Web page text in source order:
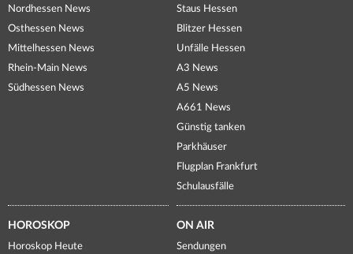
Nordhessen News
Osthessen News
Mittelhessen News
Rhein-Main News
Südhessen News
Staus Hessen
Blitzer Hessen
Unfälle Hessen
A3 News
A5 News
A661 News
Günstig tanken
Parkhäuser
Flugplan Frankfurt
Schulausfälle
HOROSKOP
Horoskop Heute
ON AIR
Sendungen